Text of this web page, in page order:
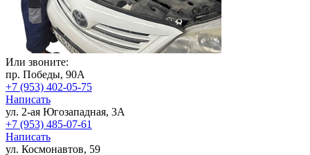
Или звоните:
пр. Победы, 90А
+7 (953) 402-05-75
Написать
ул. 2-ая Югозападная, 3А
+7 (953) 485-07-61
Написать
ул. Космонавтов, 59